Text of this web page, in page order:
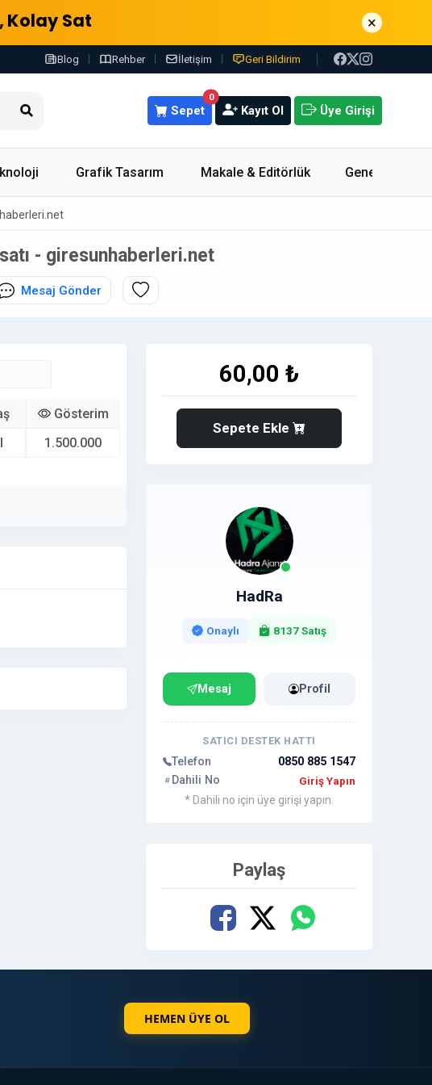
Kolay Sat ×
Blog Rehber İletişim Geri Bildirim
0
Sepet Kayıt Ol Üye Girişi
Grafik Tasarım Makale & Editörlük Genel
- giresunhaberleri.net
Mesaj Gönder
Gösterim
1.500.000
60,00 ₺
Sepete Ekle
HadRa
Onaylı 8137 Satış
Mesaj Profil
SATICI DESTEK HATTI
Telefon
0850 885 1547
Dahili No
Giriş Yapın
* Dahili no için üye girişi yapın.
Paylaş
HEMEN ÜYE OL